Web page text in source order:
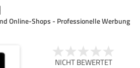
Online-Shops - Professionelle Werbung
NICHT BEWERTET